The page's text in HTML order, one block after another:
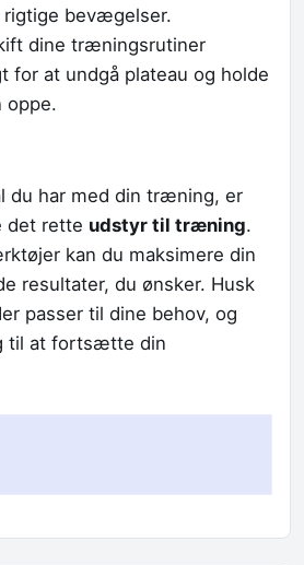
bevægelser.
dine træningsrutiner
for at undgå plateau og holde
oppe.
du har med din træning, er
det rette udstyr til træning.
kan du maksimere din
resultater, du ønsker. Husk
passer til dine behov, og
til at fortsætte din